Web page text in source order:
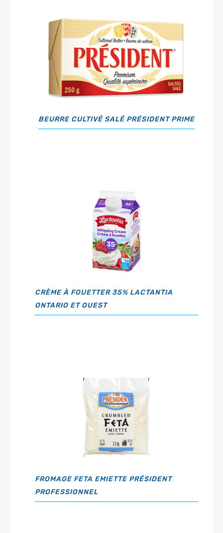
BEURRE CULTIVÉ SALÉ PRÉSIDENT PRIME
CRÈME À FOUETTER 35% LACTANTIA
ONTARIO ET OUEST
FROMAGE FETA EMIETTE PRÉSIDENT
PROFESSIONNEL